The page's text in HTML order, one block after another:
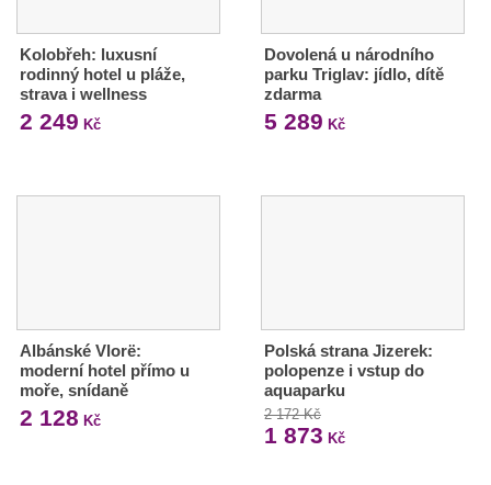
Kolobřeh: luxusní
rodinný hotel u pláže,
strava i wellness
2 249 Kč
Dovolená u národního
parku Triglav: jídlo, dítě
zdarma
5 289 Kč
Albánské Vlorë:
moderní hotel přímo u
moře, snídaně
2 128 Kč
Polská strana Jizerek:
polopenze i vstup do
aquaparku
2 172 Kč
1 873 Kč